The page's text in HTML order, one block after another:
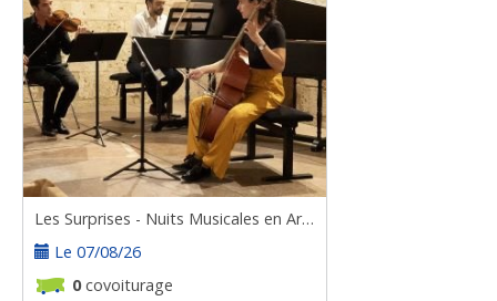
Les Surprises - Nuits Musicales en Armagnac
Le 07/08/26
0covoiturage